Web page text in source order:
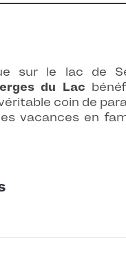
sur le lac de
du Lac
coin de
vacances en